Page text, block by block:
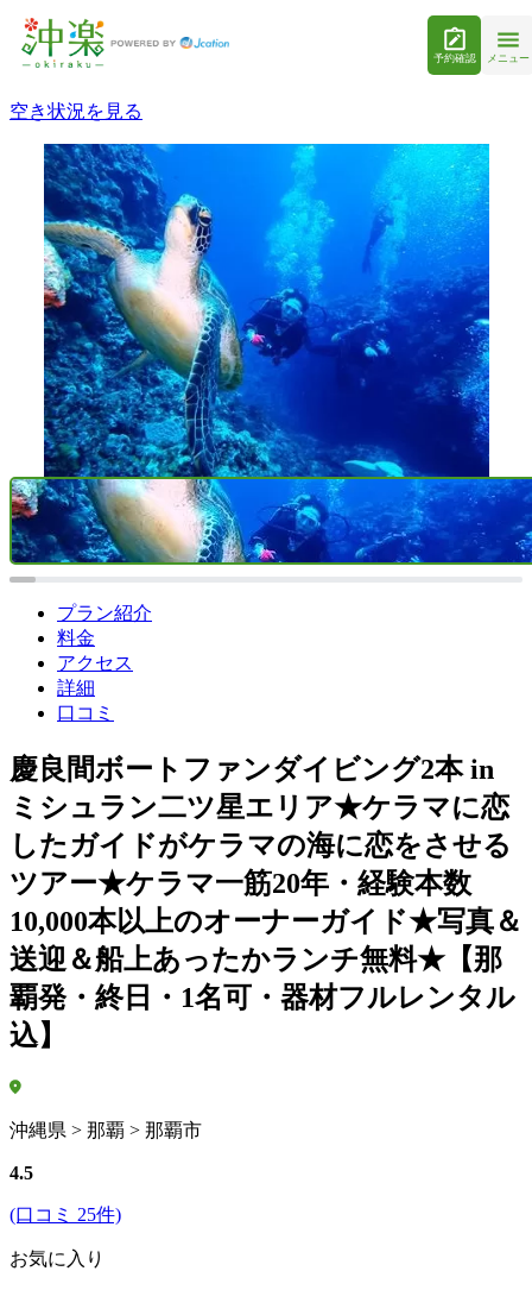
予約確認 メニュー
空き状況を見る
プラン紹介
料金
アクセス
詳細
口コミ
慶良間ボートファンダイビング2本 in
ミシュラン二ツ星エリア★ケラマに恋
したガイドがケラマの海に恋をさせる
ツアー★ケラマ一筋20年・経験本数
10,000本以上のオーナーガイド★写真＆
送迎＆船上あったかランチ無料★【那
覇発・終日・1名可・器材フルレンタル
込】
沖縄県 > 那覇 > 那覇市
4.5
(口コミ 25件)
お気に入り